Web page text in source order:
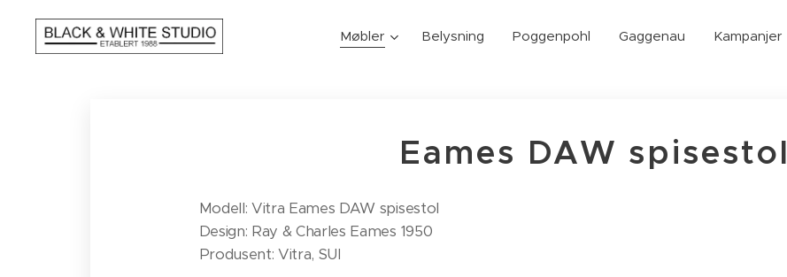
Møbler Belysning Poggenpohl Gaggenau Kampanjer
Eames DAW spisestol
Modell: Vitra Eames DAW spisestol
​Design: Ray & Charles Eames 1950
Produsent: Vitra, SUI